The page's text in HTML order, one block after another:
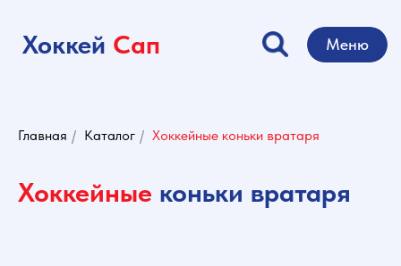
Хоккей Сап
Главная / Каталог / Хоккейные коньки вратаря
Хоккейные коньки вратаря